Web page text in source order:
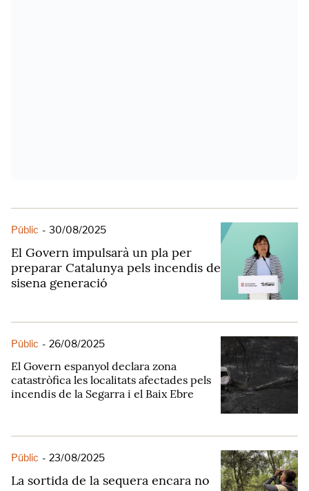
Públic - 30/08/2025
El Govern impulsarà un pla per
preparar Catalunya pels incendis de
sisena generació
Públic - 26/08/2025
El Govern espanyol declara zona
catastròfica les localitats afectades pels
incendis de la Segarra i el Baix Ebre
Públic - 23/08/2025
La sortida de la sequera encara no